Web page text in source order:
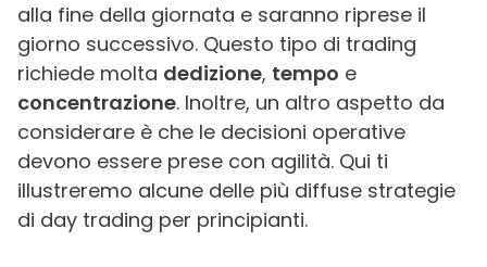
alla fine della giornata e saranno riprese il
giorno successivo. Questo tipo di trading
richiede molta dedizione, tempo e
concentrazione. Inoltre, un altro aspetto da
considerare è che le decisioni operative
devono essere prese con agilità. Qui ti
illustreremo alcune delle più diffuse strategie
di day trading per principianti.